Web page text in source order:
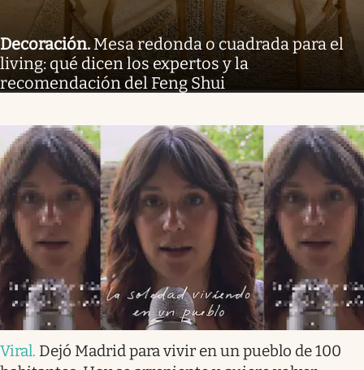
Decoración. Mesa redonda o cuadrada para el
living: qué dicen los expertos y la
recomendación del Feng Shui
Viral. Dejó Madrid para vivir en un pueblo de 100